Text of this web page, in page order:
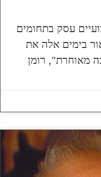
עסק בתחומים
בימים אלה את
מאוחרת", רומן